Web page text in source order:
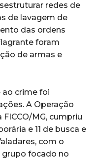
redes de
de lavagem de
das ordens
foram
de armas e
ao crime foi
A Operação
MG, cumpriu
e 11 de busca e
com o
focado no